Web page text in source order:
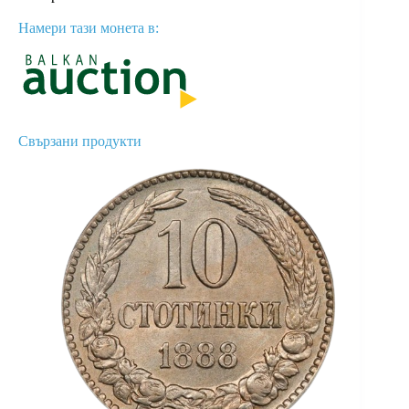
Намери тази монета в:
Свързани продукти